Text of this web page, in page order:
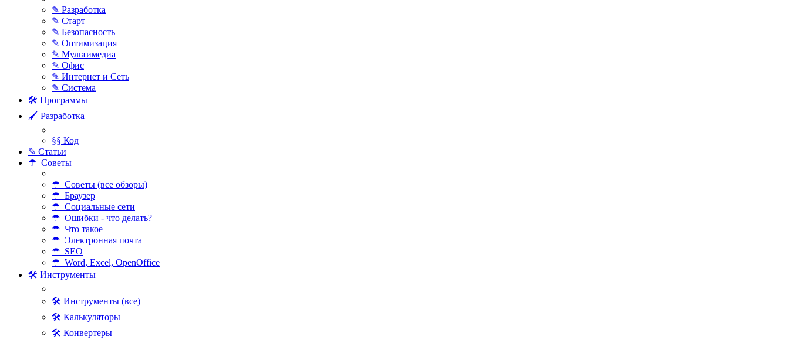
✎ Разработка
✎ Старт
✎ Безопасность
✎ Оптимизация
✎ Мультимедиа
✎ Офис
✎ Интернет и Сеть
✎ Система
🛠 Программы
🖌 Разработка
§§ Код
✎ Статьи
☂ Советы
☂ Советы (все обзоры)
☂ Браузер
☂ Социальные сети
☂ Ошибки - что делать?
☂ Что такое
☂ Электронная почта
☂ SEO
☂ Word, Excel, OpenOffice
🛠 Инструменты
🛠 Инструменты (все)
🛠 Калькуляторы
🛠 Конвертеры